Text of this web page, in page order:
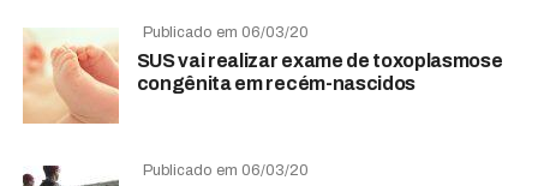
Publicado em 06/03/20
SUS vai realizar exame de toxoplasmose
congênita em recém-nascidos
Publicado em 06/03/20